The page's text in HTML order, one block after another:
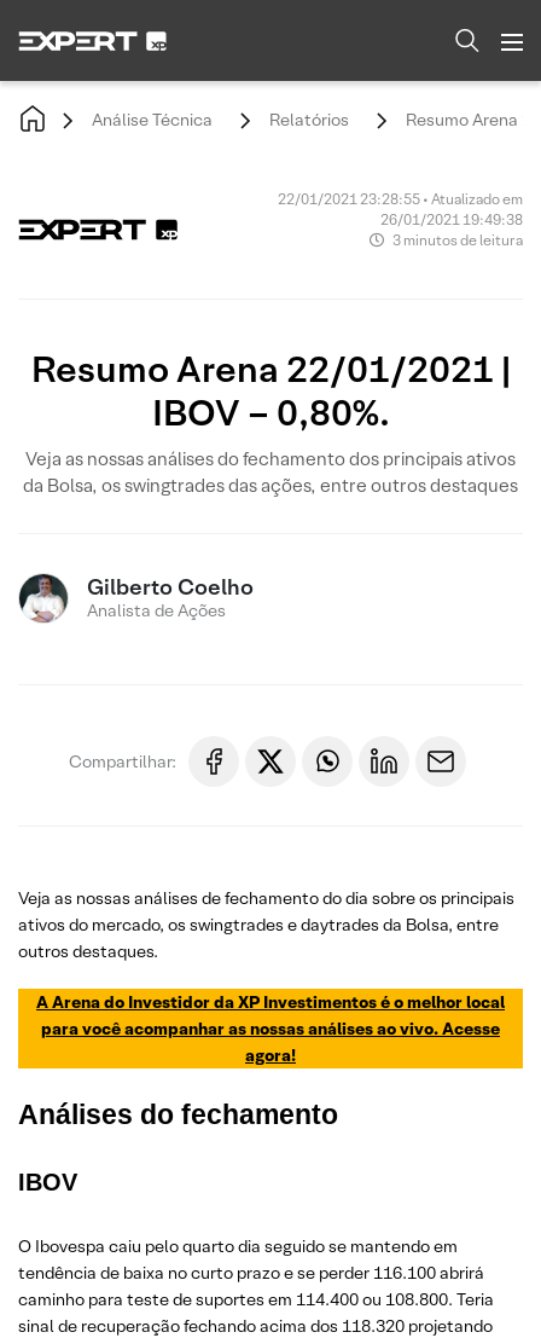
Análise Técnica Relatórios Resumo Arena
22/01/2021 23:28:55 • Atualizado em
26/01/2021 19:49:38
3 minutos de leitura
Resumo Arena 22/01/2021 |
IBOV – 0,80%.
Veja as nossas análises do fechamento dos principais ativos
da Bolsa, os swingtrades das ações, entre outros destaques
Gilberto Coelho
Analista de Ações
Compartilhar:
Veja as nossas análises de fechamento do dia sobre os principais
ativos do mercado, os swingtrades e daytrades da Bolsa, entre
outros destaques.
A Arena do Investidor da XP Investimentos é o melhor local
para você acompanhar as nossas análises ao vivo. Acesse
agora!
Análises do fechamento
IBOV
O Ibovespa caiu pelo quarto dia seguido se mantendo em
tendência de baixa no curto prazo e se perder 116.100 abrirá
caminho para teste de suportes em 114.400 ou 108.800. Teria
sinal de recuperação fechando acima dos 118.320 projetando